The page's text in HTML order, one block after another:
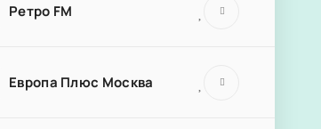
Ретро FM
Европа Плюс Москва